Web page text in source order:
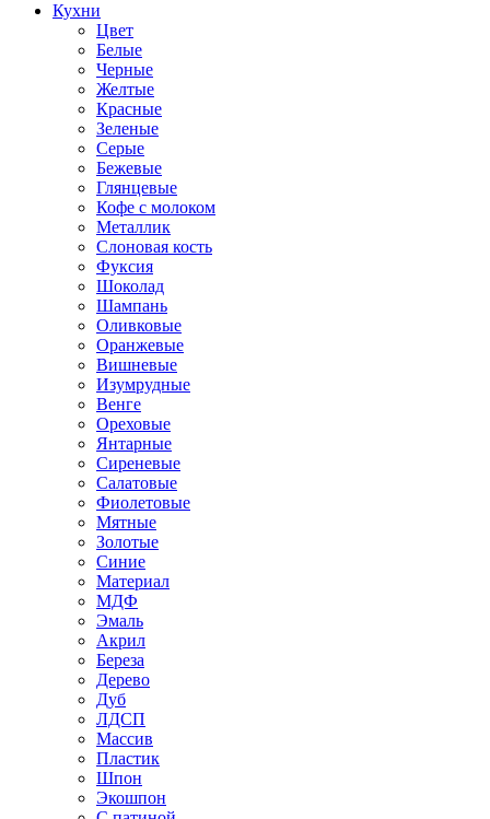
Кухни
Цвет
Белые
Черные
Желтые
Красные
Зеленые
Серые
Бежевые
Глянцевые
Кофе с молоком
Металлик
Слоновая кость
Фуксия
Шоколад
Шампань
Оливковые
Оранжевые
Вишневые
Изумрудные
Венге
Ореховые
Янтарные
Сиреневые
Салатовые
Фиолетовые
Мятные
Золотые
Синие
Материал
МДФ
Эмаль
Акрил
Береза
Дерево
Дуб
ЛДСП
Массив
Пластик
Шпон
Экошпон